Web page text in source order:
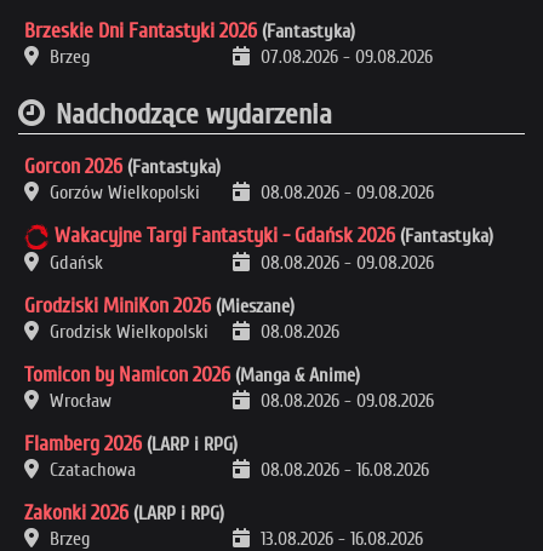
Brzeskie Dni Fantastyki 2026 (Fantastyka)
Brzeg
07.08.2026 - 09.08.2026
Nadchodzące wydarzenia
Gorcon 2026 (Fantastyka)
Gorzów Wielkopolski
08.08.2026 - 09.08.2026
Wakacyjne Targi Fantastyki - Gdańsk 2026 (Fantastyka)
Gdańsk
08.08.2026 - 09.08.2026
Grodziski MiniKon 2026 (Mieszane)
Grodzisk Wielkopolski
08.08.2026
Tomicon by Namicon 2026 (Manga & Anime)
Wrocław
08.08.2026 - 09.08.2026
Flamberg 2026 (LARP i RPG)
Czatachowa
08.08.2026 - 16.08.2026
Zakonki 2026 (LARP i RPG)
Brzeg
13.08.2026 - 16.08.2026